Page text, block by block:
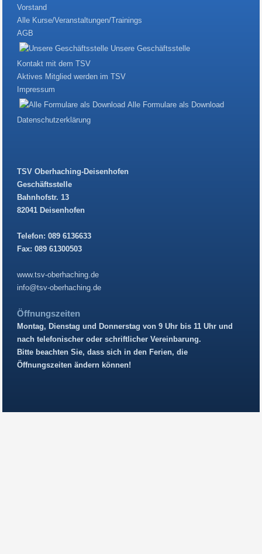
Vorstand
Alle Kurse/Veranstaltungen/Trainings
AGB
Unsere Geschäftsstelle
Kontakt mit dem TSV
Aktives Mitglied werden im TSV
Impressum
Alle Formulare als Download
Datenschutzerklärung
TSV Oberhaching-Deisenhofen
Geschäftsstelle
Bahnhofstr. 13
82041 Deisenhofen
Telefon: 089 6136633
Fax: 089 61300503
www.tsv-oberhaching.de
info@tsv-oberhaching.de
Öffnungszeiten
Montag, Dienstag und Donnerstag von 9 Uhr bis 11 Uhr und
nach telefonischer oder schriftlicher Vereinbarung.
Bitte beachten Sie, dass sich in den Ferien, die
Öffnungszeiten ändern können!